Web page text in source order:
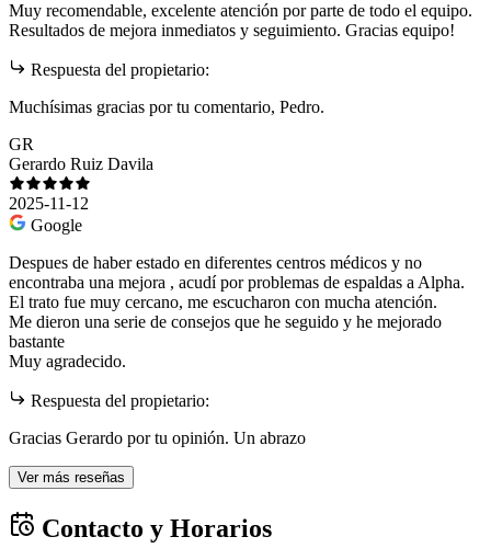
Muy recomendable, excelente atención por parte de todo el equipo.
Resultados de mejora inmediatos y seguimiento. Gracias equipo!
Respuesta del propietario:
Muchísimas gracias por tu comentario, Pedro.
GR
Gerardo Ruiz Davila
2025-11-12
Google
Despues de haber estado en diferentes centros médicos y no
encontraba una mejora , acudí por problemas de espaldas a Alpha.
El trato fue muy cercano, me escucharon con mucha atención.
Me dieron una serie de consejos que he seguido y he mejorado
bastante
Muy agradecido.
Respuesta del propietario:
Gracias Gerardo por tu opinión. Un abrazo
Ver más reseñas
Contacto y Horarios